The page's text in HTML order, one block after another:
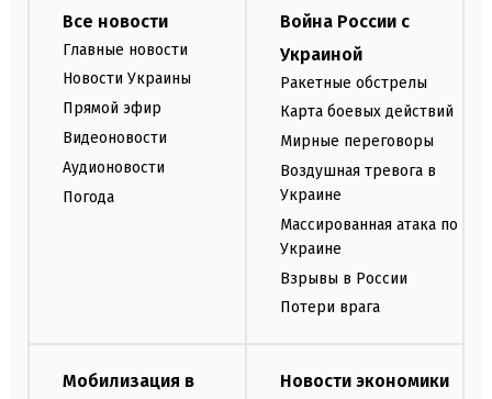
Все новости
Главные новости
Новости Украины
Прямой эфир
Видеоновости
Аудионовости
Погода
Война России с
Украиной
Ракетные обстрелы
Карта боевых действий
Мирные переговоры
Воздушная тревога в
Украине
Массированная атака по
Украине
Взрывы в России
Потери врага
Мобилизация в
Новости экономики